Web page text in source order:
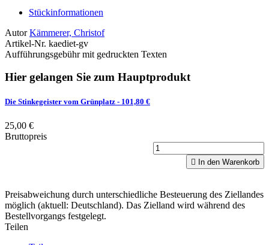
Stückinformationen
Autor Kämmerer, Christof
Artikel-Nr. kaediet-gv
Aufführungsgebühr mit gedruckten Texten
Hier gelangen Sie zum Hauptprodukt
Die Stinkegeister vom Grünplatz - 101,80 €
25,00 €
Bruttopreis
 In den Warenkorb
Preisabweichung durch unterschiedliche Besteuerung des Ziellandes
möglich (aktuell: Deutschland). Das Zielland wird während des
Bestellvorgangs festgelegt.
Teilen